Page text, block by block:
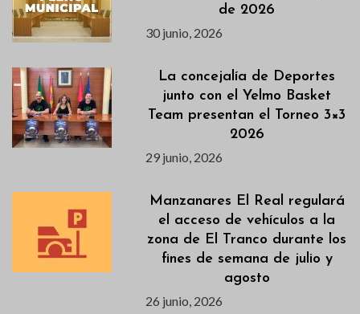
de 2026
30 junio, 2026
La concejalía de Deportes
junto con el Yelmo Basket
Team presentan el Torneo 3×3
2026
29 junio, 2026
Manzanares El Real regulará
el acceso de vehículos a la
zona de El Tranco durante los
fines de semana de julio y
agosto
26 junio, 2026